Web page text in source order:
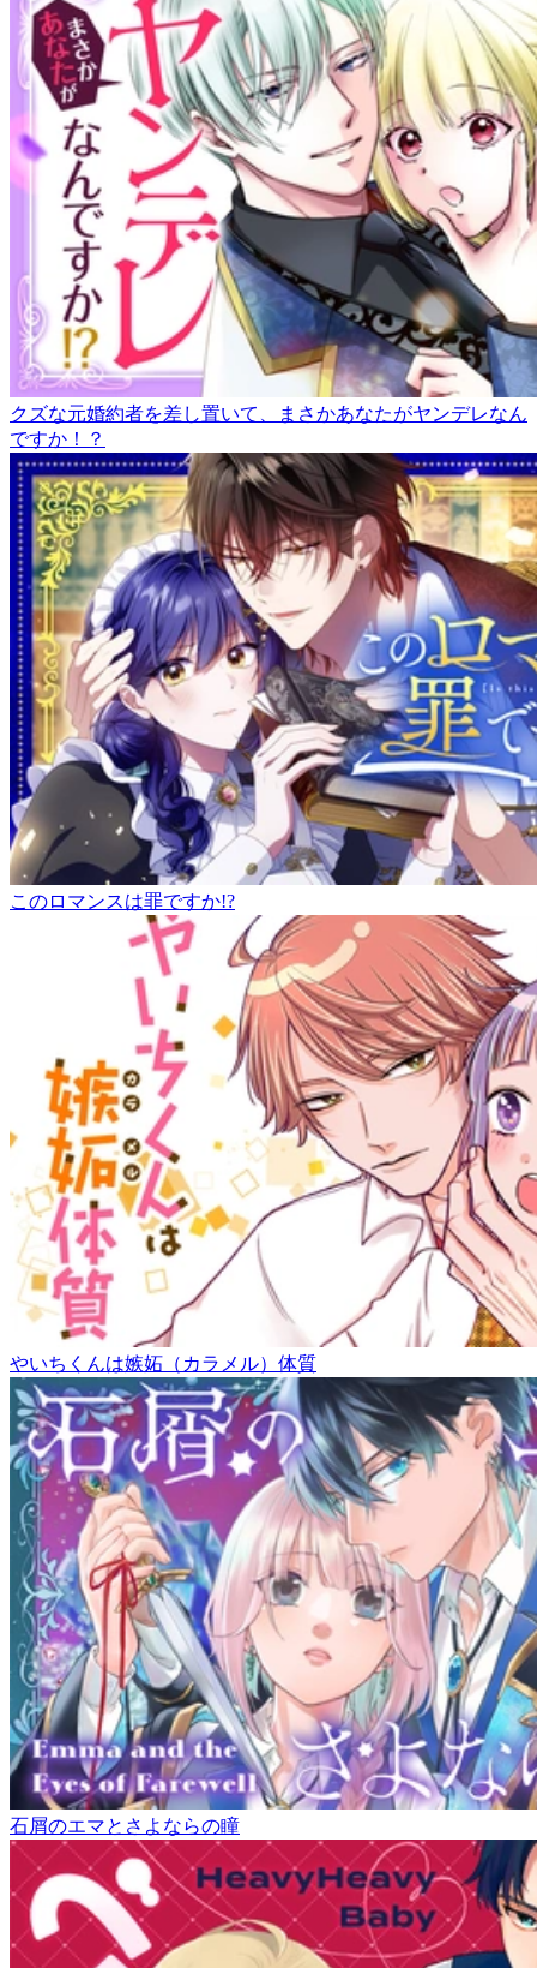
クズな元婚約者を差し置いて、まさかあなたがヤンデレなん
ですか！？
このロマンスは罪ですか!?
やいちくんは嫉妬（カラメル）体質
石屑のエマとさよならの瞳